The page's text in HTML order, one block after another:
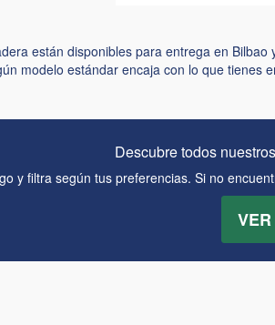
están disponibles para entrega en
modelo estándar encaja con lo que tienes
Descubre todos
y filtra según tus preferencias. Si no